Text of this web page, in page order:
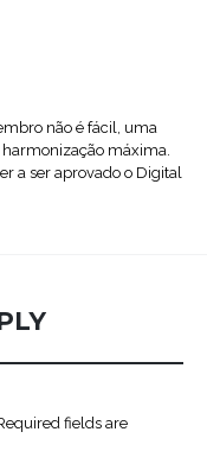
não é fácil, uma
máxima.
a ser aprovado o Digital
fields are